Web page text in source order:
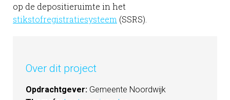
op de depositieruimte in het
stikstofregistratiesysteem (SSRS).
Over dit project
Opdrachtgever: Gemeente Noordwijk